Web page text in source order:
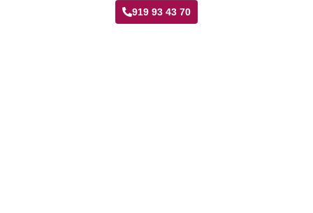
919 93 43 70